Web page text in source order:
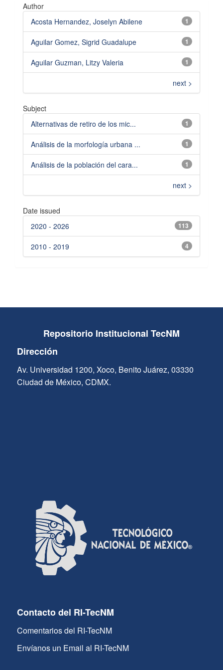
Author
1
Acosta Hernandez, Joselyn Abilene
1
Aguilar Gomez, Sigrid Guadalupe
1
Aguilar Guzman, Litzy Valeria
next >
Subject
1
Alternativas de retiro de los mic...
1
Análisis de la morfología urbana ...
1
Análisis de la población del cara...
next >
Date issued
113
2020 - 2026
4
2010 - 2019
Repositorio Institucional TecNM
Dirección
Av. Universidad 1200, Xoco, Benito Juárez, 03330
Ciudad de México, CDMX.
Contacto del RI-TecNM
Comentarios del RI-TecNM
Envíanos un Email al RI-TecNM